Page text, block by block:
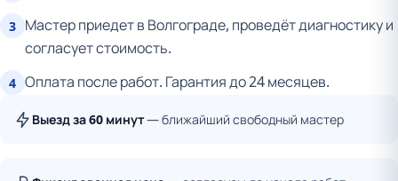
3 Мастер приедет в Волгограде, проведёт диагностику и
согласует стоимость.
4 Оплата после работ. Гарантия до 24 месяцев.
Выезд за 60 минут— ближайший свободный мастер